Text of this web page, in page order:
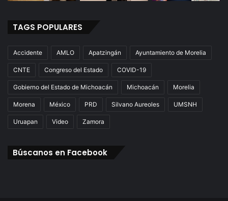
TAGS POPULARES
Accidente AMLO Apatzingán Ayuntamiento de Morelia
CNTE Congreso del Estado COVID-19
Gobierno del Estado de Michoacán Michoacán Morelia
Morena México PRD Silvano Aureoles UMSNH
Uruapan Video Zamora
Búscanos en Facebook